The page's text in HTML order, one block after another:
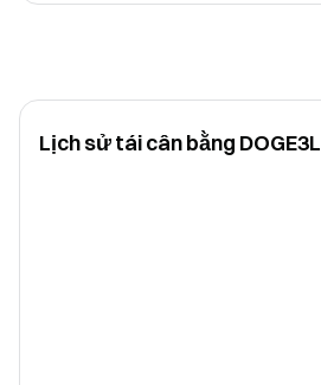
Lịch sử tái cân bằng DOGE3L